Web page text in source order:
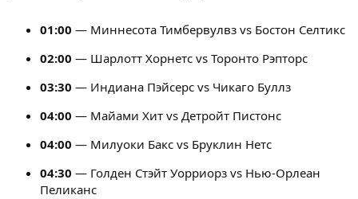
01:00 — Миннесота Тимбервулвз vs Бостон Селтикс
02:00 — Шарлотт Хорнетс vs Торонто Рэпторс
03:30 — Индиана Пэйсерс vs Чикаго Буллз
04:00 — Майами Хит vs Детройт Пистонс
04:00 — Милуоки Бакс vs Бруклин Нетс
04:30 — Голден Стэйт Уорриорз vs Нью-Орлеан
Пеликанс